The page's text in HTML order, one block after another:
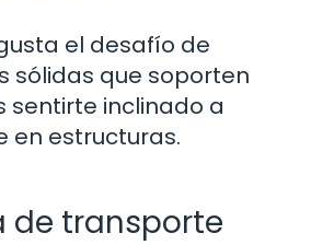
el desafío de
sólidas que soporten
sentirte inclinado a
en estructuras.
de transporte